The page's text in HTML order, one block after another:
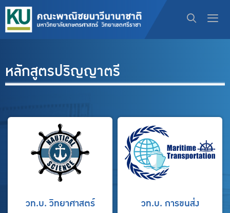
หลักสูตรปริญญาตรี
วท.บ. วิทยาศาสตร์
วท.บ. การขนส่ง